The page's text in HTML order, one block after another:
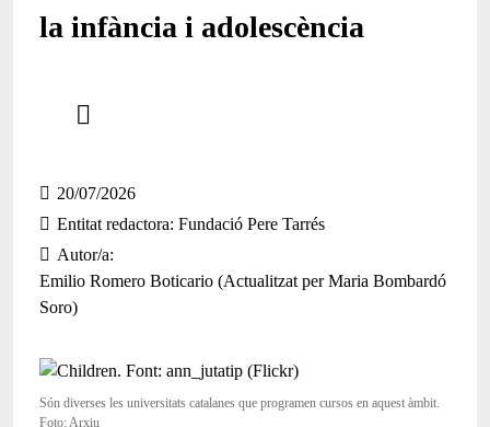
la infància i adolescència
20/07/2026
Entitat redactora Fundació Pere Tarrés
Autor/a
Emilio Romero Boticario (Actualitzat per Maria Bombardó
Soro)
Són diverses les universitats catalanes que programen cursos en aquest àmbit.
Foto: Arxiu